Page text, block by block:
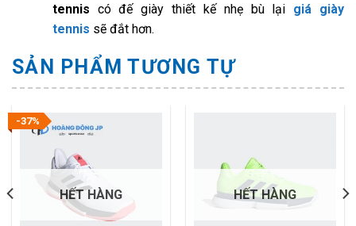
tennis có đế giày thiết kế nhẹ bù lại giá giày
tennis sẽ đắt hơn.
SẢN PHẨM TƯƠNG TỰ
-37%
HẾT HÀNG HẾT HÀNG